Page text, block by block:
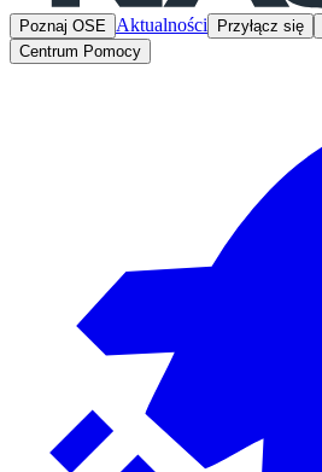
Poznaj OSE Aktualności Przyłącz się
Centrum Pomocy